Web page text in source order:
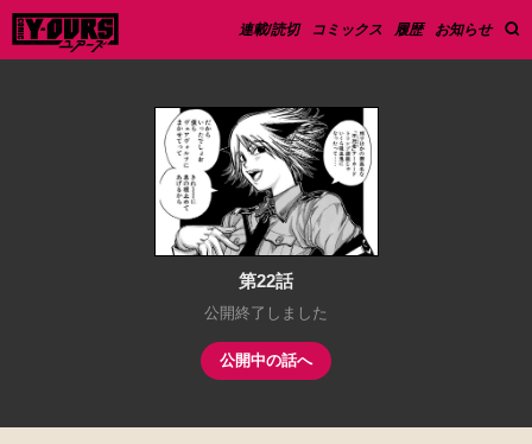
連載/読切 コミックス 履歴 お知らせ
第22話
公開終了しました
公開中の話へ